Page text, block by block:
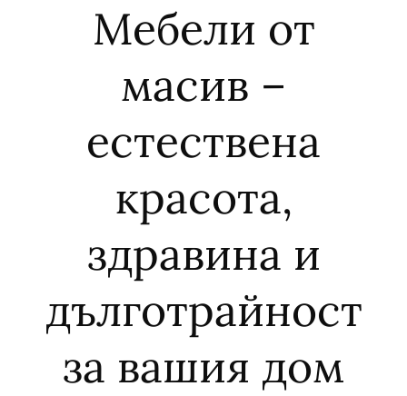
Мебели от
масив –
естествена
красота,
здравина и
дълготрайност
за вашия дом